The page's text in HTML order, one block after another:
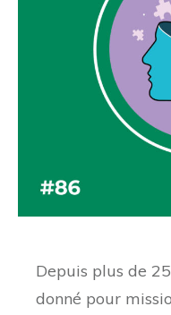
Depuis plus de
donné pour